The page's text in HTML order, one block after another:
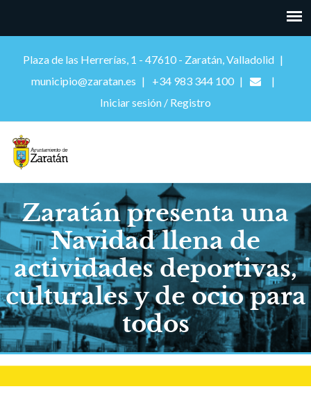
Plaza de las Herrerías, 1 - 47610 - Zaratán, Valladolid
municipio@zaratan.es
+34 983 344 100
Iniciar sesión / Registro
Zaratán presenta una
Navidad llena de
actividades deportivas,
culturales y de ocio para
todos